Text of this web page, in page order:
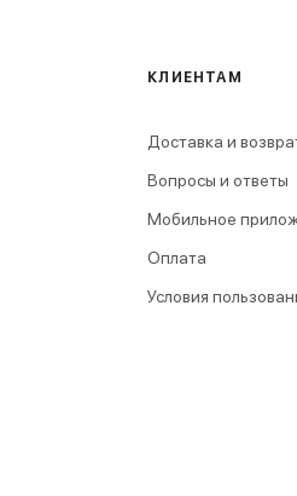
КЛИЕНТАМ
Доставка и
Вопросы и ответы
Мобильное
Оплата
Условия